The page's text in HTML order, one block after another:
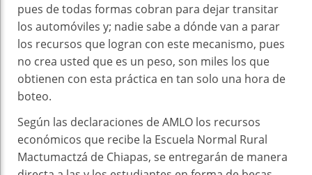
pues de todas formas cobran para dejar transitar
los automóviles y; nadie sabe a dónde van a parar
los recursos que logran con este mecanismo, pues
no crea usted que es un peso, son miles los que
obtienen con esta práctica en tan solo una hora de
boteo.
Según las declaraciones de AMLO los recursos
económicos que recibe la Escuela Normal Rural
Mactumactzá de Chiapas, se entregarán de manera